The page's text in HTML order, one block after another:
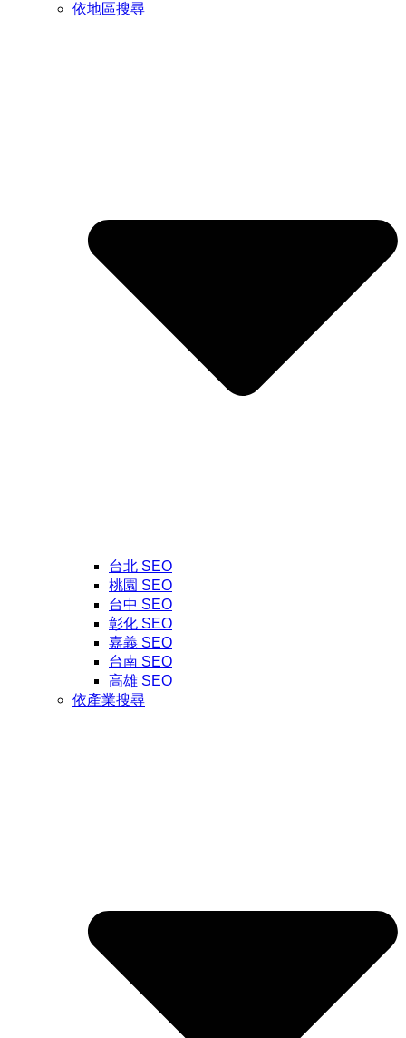
依地區搜尋
台北 SEO
桃園 SEO
台中 SEO
彰化 SEO
嘉義 SEO
台南 SEO
高雄 SEO
依產業搜尋